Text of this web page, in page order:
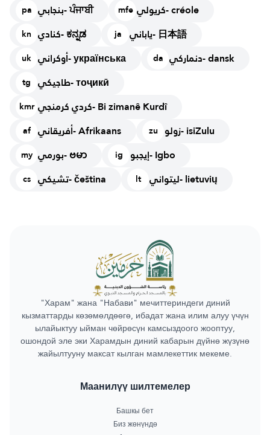
pa بنجابي- ਪੰਜਾਬੀ mfe كريولي- créole
kn كنادي- ಕನ್ನಡ ja ياباني- 日本語
uk أوكراني- українська da دنماركي- dansk
tg طاجيكي- тоҷикӣ
kmr كردي كرمنجي- Bi zimanê Kurdî
af أفريقاني- Afrikaans zu زولو- isiZulu
my بورمي- ဗမာ ig إيجبو- Igbo
cs تشيكي- čeština lt ليتواني- lietuvių
"Харам" жана "Набави" мечиттериндеги диний
кызматтарды көзөмөлдөөгө, ибадат жана илим алуу үчүн
ылайыктуу ыйман чөйрөсүн камсыздоого жооптуу,
ошондой эле эки Харамдын диний кабарын дүйнө жүзүнө
жайылтууну максат кылган мамлекеттик мекеме.
Маанилүү шилтемелер
Башкы бет
Биз жөнүндө